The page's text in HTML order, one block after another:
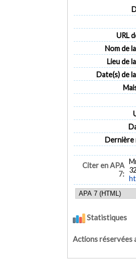
URL
Nom de
Lieu de
Date(s) de
Dernière
Citer en APA
7:
Statistiques
Actions réservées